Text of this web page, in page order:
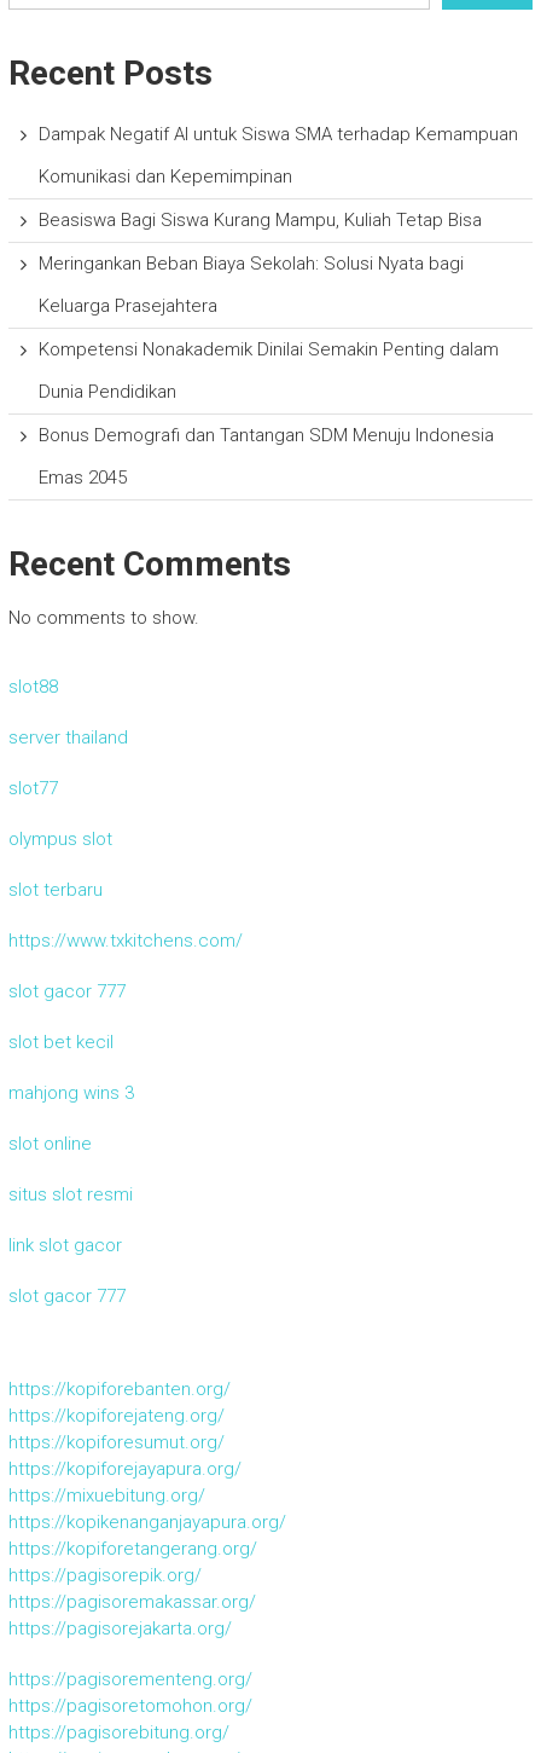
Recent Posts
Dampak Negatif AI untuk Siswa SMA terhadap Kemampuan
Komunikasi dan Kepemimpinan
Beasiswa Bagi Siswa Kurang Mampu, Kuliah Tetap Bisa
Meringankan Beban Biaya Sekolah: Solusi Nyata bagi
Keluarga Prasejahtera
Kompetensi Nonakademik Dinilai Semakin Penting dalam
Dunia Pendidikan
Bonus Demografi dan Tantangan SDM Menuju Indonesia
Emas 2045
Recent Comments
No comments to show.
slot88
server thailand
slot77
olympus slot
slot terbaru
https://www.txkitchens.com/
slot gacor 777
slot bet kecil
mahjong wins 3
slot online
situs slot resmi
link slot gacor
slot gacor 777
https://kopiforebanten.org/
https://kopiforejateng.org/
https://kopiforesumut.org/
https://kopiforejayapura.org/
https://mixuebitung.org/
https://kopikenanganjayapura.org/
https://kopiforetangerang.org/
https://pagisorepik.org/
https://pagisoremakassar.org/
https://pagisorejakarta.org/
https://pagisorementeng.org/
https://pagisoretomohon.org/
https://pagisorebitung.org/